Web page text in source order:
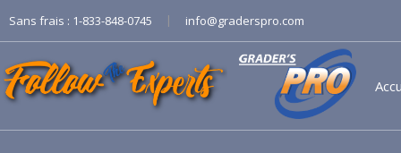
Sans frais : 1-833-848-0745 | info@graderspro.com